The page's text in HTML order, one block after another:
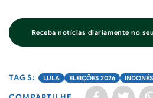
Receba notícias diariamente no
LULA ELEIÇÕES 2026